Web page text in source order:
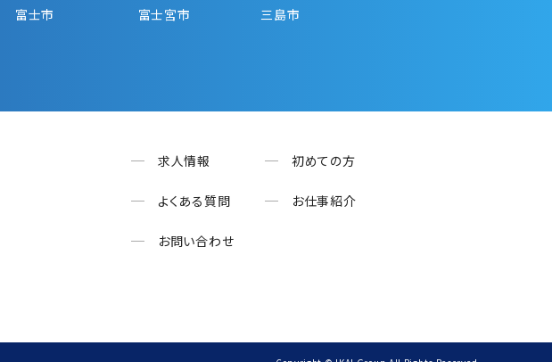
富士市
富士宮市 三島市
求人情報 初めての方
よくある質問 お仕事紹介
お問い合わせ